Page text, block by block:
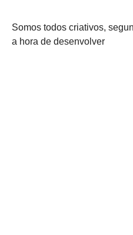
Somos todos criativos,
a hora de desenvolver